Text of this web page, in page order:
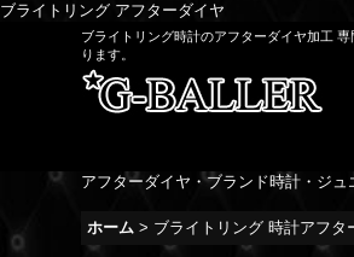
ブライトリング アフターダイヤ
ブライトリング時計のアフターダイヤ加工
ります。
アフターダイヤ・ブランド時計・ジ
ホーム > ブライトリング 時計アフタ